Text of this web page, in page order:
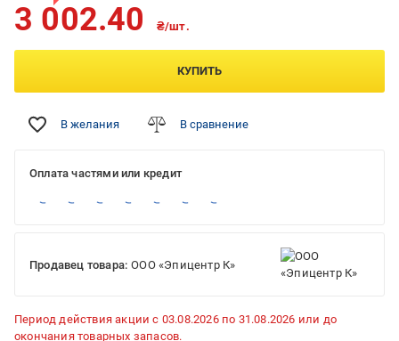
3 002.40 ₴/шт.
КУПИТЬ
В желания В сравнение
Оплата частями или кредит
Продавец товара: ООО «Эпицентр К»
Период действия акции с 03.08.2026 по 31.08.2026 или до
окончания товарных запасов.